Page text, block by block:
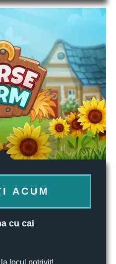
ACUM
cu cai
locul potrivit!